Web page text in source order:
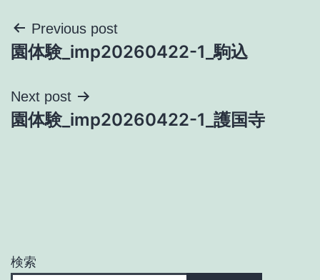
投
稿
ナ
ビ
ョ
Previous post
園体験_imp20260422-1_駒込
Next post
園体験_imp20260422-1_護国寺
検索